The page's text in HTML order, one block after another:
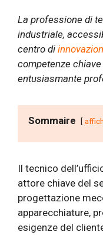
La professione di
industriale,
centro di
competenze
entusiasmante
Sommaire
Il tecnico
attore chiave del
progettazione
apparecchiature,
esigenze del